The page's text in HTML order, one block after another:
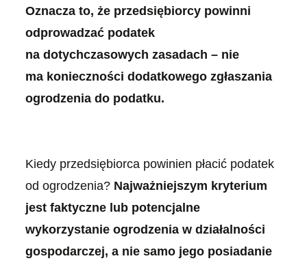
Oznacza to, że przedsiębiorcy powinni
odprowadzać podatek
na dotychczasowych zasadach – nie
ma konieczności dodatkowego zgłaszania
ogrodzenia do podatku.
Kiedy przedsiębiorca powinien płacić podatek
od ogrodzenia? Najważniejszym kryterium
jest faktyczne lub potencjalne
wykorzystanie ogrodzenia w działalności
gospodarczej, a nie samo jego posiadanie